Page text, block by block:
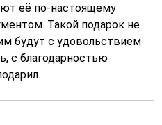
её по-настоящему
Такой подарок не
будут с удовольствием
с благодарностью